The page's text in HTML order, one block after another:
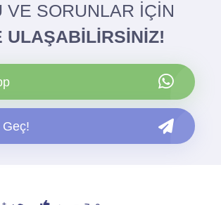
VE SORUNLAR İÇİN
ULAŞABİLİRSİNİZ!